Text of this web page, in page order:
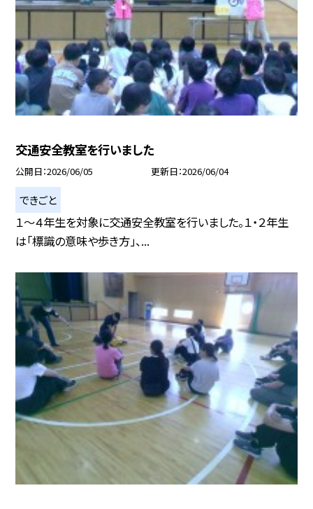
交通安全教室を行いました
公開日 2026/06/05 更新日 2026/06/04
できごと
１〜４年生を対象に交通安全教室を行いました。１・２年生
は「標識の意味や歩き方」、...